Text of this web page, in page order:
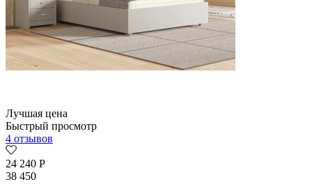
Лучшая цена
Быстрый просмотр
4 отзывов
24 240 Р
38 450